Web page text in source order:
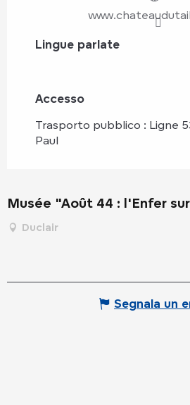
Lingue parlate
Lingue parlate
Accesso
Accesso
Trasporto pubblico : Ligne
Paul
Musée "Août 44 : l'Enfer
Duclair
Segnala un